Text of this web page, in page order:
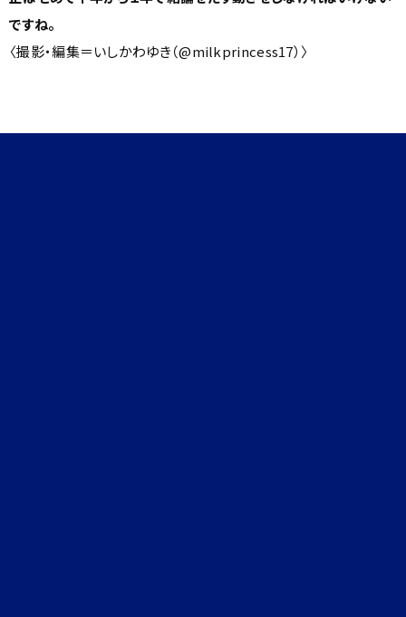
ですね。
〈撮影・編集＝いしかわゆき（@milkprincess17）〉